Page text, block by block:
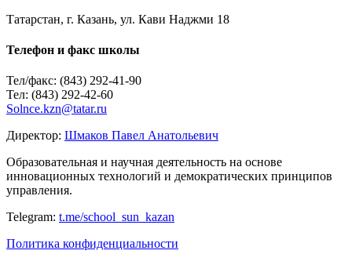
Татарстан, г. Казань, ул. Кави Наджми 18
Телефон и факс школы
Тел/факс: (843) 292-41-90
Тел: (843) 292-42-60
Solnce.kzn@tatar.ru
Директор: Шмаков Павел Анатольевич
Образовательная и научная деятельность на основе
инновационных технологий и демократических принципов
управления.
Telegram: t.me/school_sun_kazan
Политика конфиденциальности